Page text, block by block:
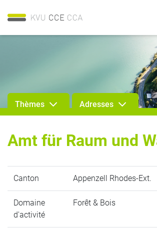
Thèmes Adresses
Amt für Raum und
Canton Appenzell Rhodes-Ext.
Domaine
d'activité
Forêt & Bois